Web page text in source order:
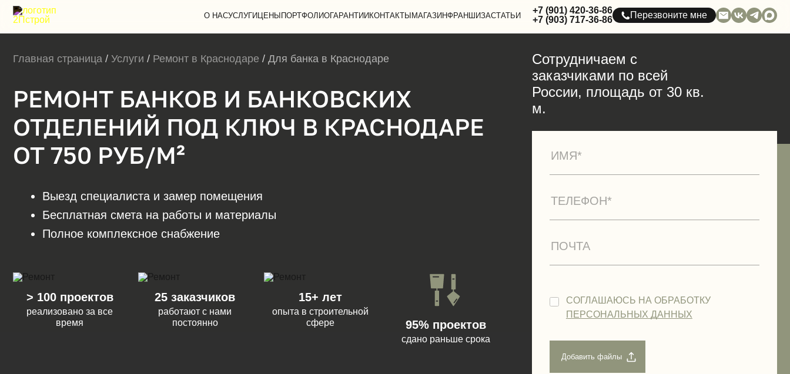
О НАСУСЛУГИЦЕНЫПОРТФОЛИОГАРАНТИИКОНТАКТЫМАГАЗИНФРАНШИЗАСТАТЬИ
+7 (901) 420-36-86
+7 (903) 717-36-86
Перезвоните мне
Главная страница / Услуги / Ремонт в Краснодаре / Для банка в Краснодаре
РЕМОНТ БАНКОВ И БАНКОВСКИХ
ОТДЕЛЕНИЙ ПОД КЛЮЧ В КРАСНОДАРЕ
ОТ 750 РУБ/М²
Выезд специалиста и замер помещения
Бесплатная смета на работы и материалы
Полное комплексное снабжение
> 100 проектов
реализовано за все
время
25 заказчиков
работают с нами
постоянно
15+ лет
опыта в строительной
сфере
95% проектов
сдано раньше срока
Сотрудничаем с
заказчиками по всей
России, площадь от 30 кв.
м.
СОГЛАШАЮСЬ НА ОБРАБОТКУ
ПЕРСОНАЛЬНЫХ ДАННЫХ